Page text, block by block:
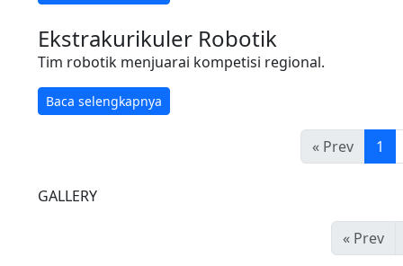
Ekstrakurikuler Robotik
Tim robotik menjuarai kompetisi regional.
Baca selengkapnya
« Prev 1
GALLERY
« Prev